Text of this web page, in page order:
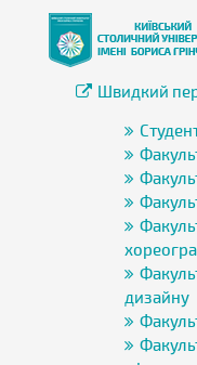
Швидкий
дизайну